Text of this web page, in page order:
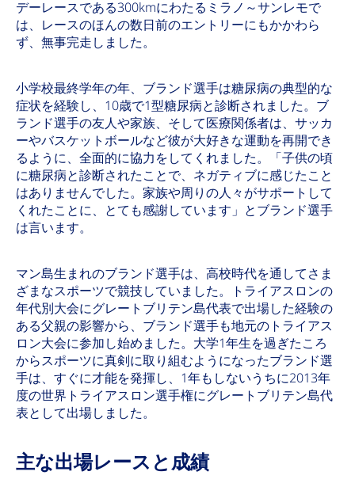
デーレースである300kmにわたるミラノ～サンレモで
は、レースのほんの数日前のエントリーにもかかわら
ず、無事完走しました。
小学校最終学年の年、ブランド選手は糖尿病の典型的な
症状を経験し、10歳で1型糖尿病と診断されました。ブ
ランド選手の友人や家族、そして医療関係者は、サッカ
ーやバスケットボールなど彼が大好きな運動を再開でき
るように、全面的に協力をしてくれました。「子供の頃
に糖尿病と診断されたことで、ネガティブに感じたこと
はありませんでした。家族や周りの人々がサポートして
くれたことに、とても感謝しています」とブランド選手
は言います。
マン島生まれのブランド選手は、高校時代を通してさま
ざまなスポーツで競技していました。トライアスロンの
年代別大会にグレートブリテン島代表で出場した経験の
ある父親の影響から、ブランド選手も地元のトライアス
ロン大会に参加し始めました。大学1年生を過ぎたころ
からスポーツに真剣に取り組むようになったブランド選
手は、すぐに才能を発揮し、1年もしないうちに2013年
度の世界トライアスロン選手権にグレートブリテン島代
表として出場しました。
主な出場レースと成績